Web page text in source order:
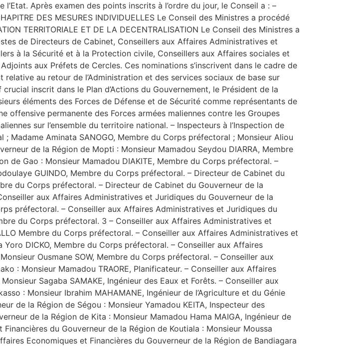
Après examen des points inscrits à l’ordre du jour, le Conseil a : –
DES MESURES INDIVIDUELLES Le Conseil des Ministres a procédé
TERRITORIALE ET DE LA DECENTRALISATION Le Conseil des Ministres a
de Directeurs de Cabinet, Conseillers aux Affaires Administratives et
à la Sécurité et à la Protection civile, Conseillers aux Affaires sociales et
aux Préfets de Cercles. Ces nominations s’inscrivent dans le cadre de
au retour de l’Administration et des services sociaux de base sur
inscrit dans le Plan d’Actions du Gouvernement, le Président de la
éléments des Forces de Défense et de Sécurité comme représentants de
offensive permanente des Forces armées maliennes contre les Groupes
sur l’ensemble du territoire national. – Inspecteurs à l’Inspection de
Madame Aminata SANOGO, Membre du Corps préfectoral ; Monsieur Aliou
de la Région de Mopti : Monsieur Mamadou Seydou DIARRA, Membre
de Gao : Monsieur Mamadou DIAKITE, Membre du Corps préfectoral. –
GUINDO, Membre du Corps préfectoral. – Directeur de Cabinet du
du Corps préfectoral. – Directeur de Cabinet du Gouverneur de la
aux Affaires Administratives et Juridiques du Gouverneur de la
préfectoral. – Conseiller aux Affaires Administratives et Juridiques du
du Corps préfectoral. 3 – Conseiller aux Affaires Administratives et
Membre du Corps préfectoral. – Conseiller aux Affaires Administratives et
DICKO, Membre du Corps préfectoral. – Conseiller aux Affaires
Ousmane SOW, Membre du Corps préfectoral. – Conseiller aux
: Monsieur Mamadou TRAORE, Planificateur. – Conseiller aux Affaires
Sagaba SAMAKE, Ingénieur des Eaux et Forêts. – Conseiller aux
: Monsieur Ibrahim MAHAMANE, Ingénieur de l’Agriculture et du Génie
de la Région de Ségou : Monsieur Yamadou KEITA, Inspecteur des
de la Région de Kita : Monsieur Mamadou Hama MAIGA, Ingénieur de
du Gouverneur de la Région de Koutiala : Monsieur Moussa
Economiques et Financières du Gouverneur de la Région de Bandiagara